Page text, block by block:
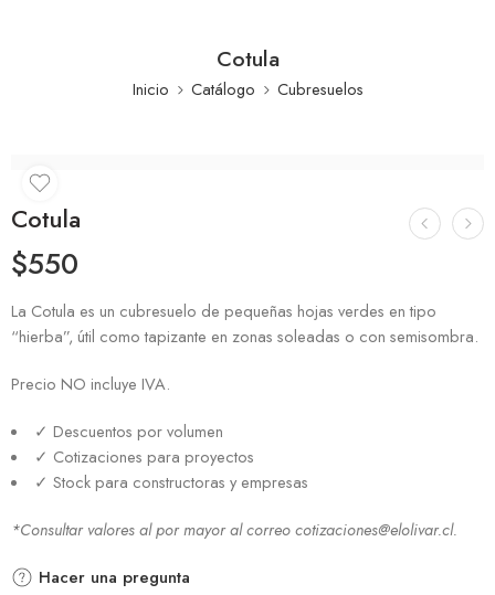
Cotula
Inicio Catálogo Cubresuelos
Cotula
$550
La Cotula es un cubresuelo de pequeñas hojas verdes en tipo
“hierba”, útil como tapizante en zonas soleadas o con semisombra.
Precio NO incluye IVA.
✓ Descuentos por volumen
✓ Cotizaciones para proyectos
✓ Stock para constructoras y empresas
*Consultar valores al por mayor al correo cotizaciones@elolivar.cl.
Hacer una pregunta